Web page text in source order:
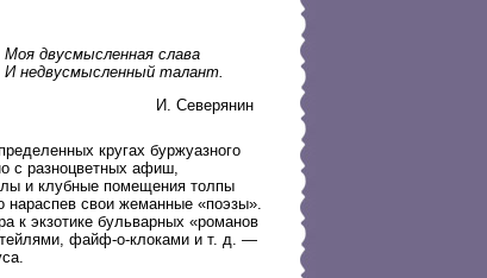
Моя двусмысленная слава
И недвусмысленный талант.
И. Северянин
кругах буржуазного
с разноцветных афиш,
и клубные помещения толпы
нараспев свои жеманные «поэзы».
к экзотике бульварных «романов
файф-о-клоками и т. д. —